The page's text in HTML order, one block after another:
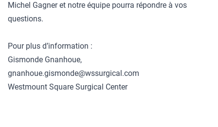
Michel Gagner et notre équipe pourra répondre à vos
questions.
Pour plus d’information :
Gismonde Gnanhoue,
gnanhoue.gismonde@wssurgical.com
Westmount Square Surgical Center